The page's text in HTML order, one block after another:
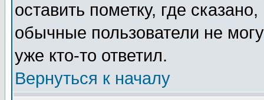
оставить пометку, где
обычные пользователи не
уже кто-то ответил.
Вернуться к началу